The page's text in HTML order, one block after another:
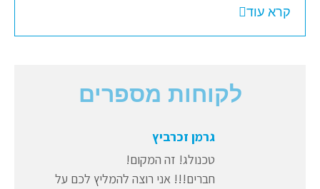
קרא עוד
לקוחות מספרים
גרמן זכרביץ
טכנולג! זה המקום!
חברים!!! אני רוצה להמליץ לכם על